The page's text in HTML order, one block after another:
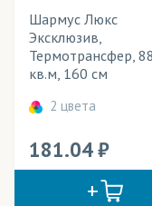
Креп-Атлас
Креп-Сатин
Кристина(ткани)
Кулирная
Лайтбокс (ткани)
Шармус Люкс
Эксклюзив,
Термотрансфер,
кв.м, 160 см
2 цвета
181.04